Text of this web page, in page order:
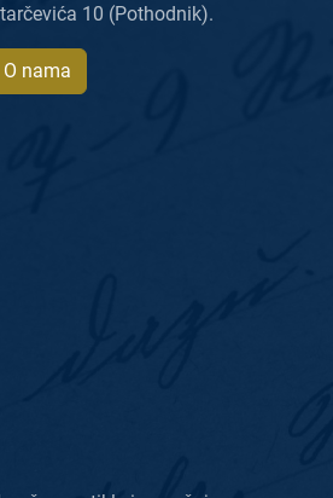
10 (Pothodnik).
O nama